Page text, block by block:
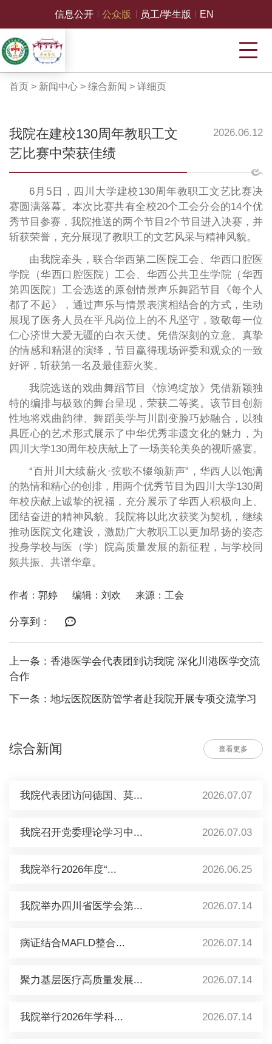
信息公开 公众版 员工/学生版 EN
首页 > 新闻中心> 综合新闻 > 详细页
我院在建校130周年教职工文
艺比赛中荣获佳绩
2026.06.12
6月5日，四川大学建校130周年教职工文艺比赛决
赛圆满落幕。本次比赛共有全校20个工会分会的14个优
秀节目参赛，我院推送的两个节目 2个节目进入决赛， 并
斩获荣誉，充分展现了教职工的文艺风采与精神风貌。
由我院牵头，联合华西第二医院工会、华西口腔医
学院（华西口腔医院）工会、华西公共卫生学院（华西
第四医院）工会选送的原创情景声乐舞蹈节目《每个人
都了不起》，通过声乐与情景表演相结合的方式，生动
展现了医务人员在平凡岗位上的不凡坚守，致敬每一位
仁心济世大爱无疆的白衣天使。凭借深刻的立意、真挚
的情感和精湛的演绎，节目赢得现场评委和观众的一致
好评，斩获第一名及最佳薪火奖。
我院选送的戏曲舞蹈节目《惊鸿绽放》凭借新颖独
特的编排与极致的舞台呈现， 荣获二等奖。该节目创新
性地将戏曲韵律、舞蹈美学与川剧变脸巧妙融合，以独
具匠心的艺术形式展示了中华优秀非遗文化的魅力，为
四川大学130周年校庆献上了一场美轮美奂的视听盛宴。
“百卅川大续薪火·弦歌不辍颂新声”，华西人以饱满
的热情和精心的创排，用两个优秀节目为四川大学130周
年校庆献上诚挚的祝福，充分展示了华西人积极向上、
团结奋进的精神风貌。我院将以此次获奖为契机，继续
推动医院文化建设，激励广大教职工以更加昂扬的姿态
投身学校与医（学）院高质量发展的新征程，与学校同
频共振、共谱华章。
作者：郭婷 编辑：刘欢 来源：工会
分享到：
上一条：香港医学会代表团到访我院 深化川港医学交流
合作
下一条：地坛医院医防管学者赴我院开展专项交流学习
综合新闻 查看更多
我院代表团访问德国、莫... 2026.07.07
我院召开党委理论学习中... 2026.07.03
我院举行2026年度“... 2026.06.25
我院举办四川省医学会第... 2026.07.14
病证结合MAFLD整合... 2026.07.14
聚力基层医疗高质量发展... 2026.07.14
我院举行2026年学科... 2026.07.14